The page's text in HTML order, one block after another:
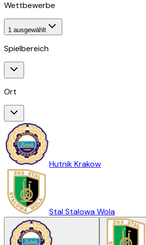
Wettbewerbe
1 ausgewählt
Spielbereich
Ort
Hutnik Krakow
Stal Stalowa Wola